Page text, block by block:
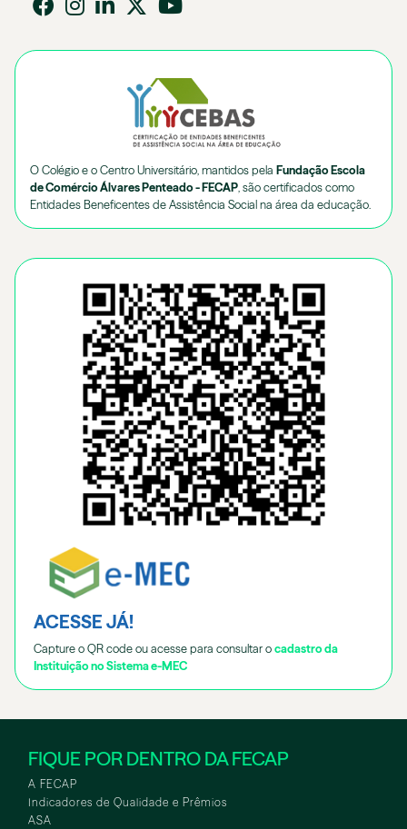
O Colégio e o Centro Universitário, mantidos pela Fundação Escola
de Comércio Álvares Penteado - FECAP , são certificados como
Entidades Beneficentes de Assistência Social na área da educação.
ACESSE JÁ!
Capture o QR code ou acesse para consultar o cadastro da
Instituição no Sistema e-MEC
FIQUE POR DENTRO DA FECAP
A FECAP
Indicadores de Qualidade e Prêmios
ASA